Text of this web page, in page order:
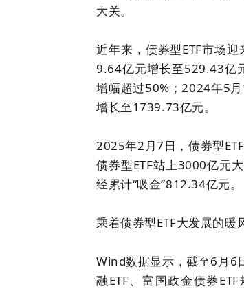
大关。
近年来，债券型ETF市场
9.64亿元增长至529.43亿
增幅超过50%；2024年5
增长至1739.73亿元。
2025年2月7日，债券型
债券型ETF站上3000亿元
经累计“吸金”812.34亿元。
乘着债券型ETF大发展的暖
Wind数据显示，截至6月6
融ETF、富国政金债券